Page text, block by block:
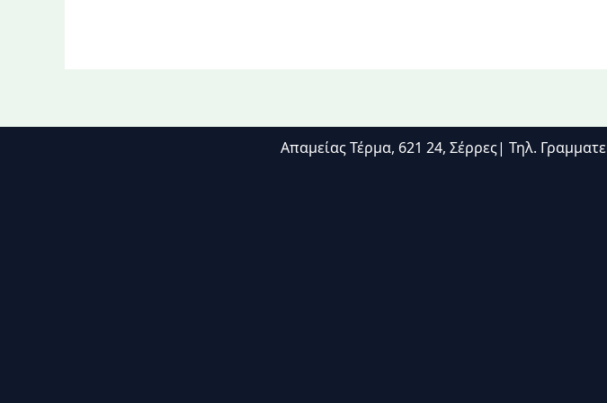
Απαμείας Τέρμα, 621 24, Σέρρες| Τηλ.